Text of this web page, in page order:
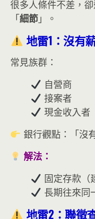
很多人條件不差，
「細節 」。
地雷1：沒有
常見族群：
自營商
接案者
現金收入者
銀行觀點：「沒
解法：
固定存款（
長期往來同
地雷2：聯徵